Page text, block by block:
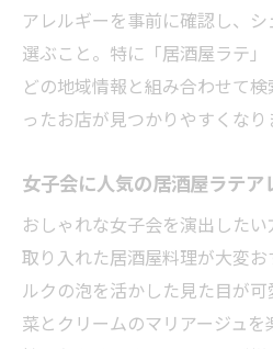
アレルギーを事前に確認し、
選ぶこと。特に「居酒屋ラテ
どの地域情報と組み合わせて
ったお店が見つかりやすくなり
女子会に人気の居酒屋ラテア
おしゃれな女子会を演出した
取り入れた居酒屋料理が大変
ルクの泡を活かした見た目が
菜とクリームのマリアージュ